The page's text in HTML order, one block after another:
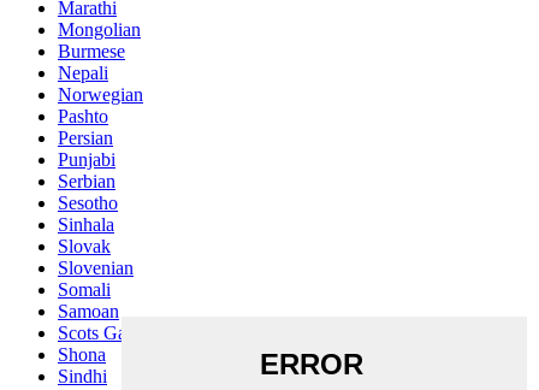
Marathi
Mongolian
Burmese
Nepali
Norwegian
Pashto
Persian
Punjabi
Serbian
Sesotho
Sinhala
Slovak
Slovenian
Somali
Samoan
Scots Gaelic
Shona
Sindhi